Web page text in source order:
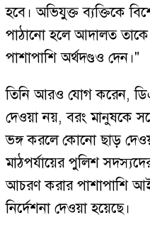
হবে। অভিযুক্ত ব্যক্তিকে
পাঠানো হলে আদালত তাকে
পাশাপাশি অর্থদণ্ডও দেন।"
তিনি আরও যোগ করেন,
দেওয়া নয়, বরং মানুষকে
ভঙ্গ করলে কোনো ছাড়
মাঠপর্যায়ের পুলিশ
আচরণ করার পাশাপাশি
নির্দেশনা দেওয়া হয়েছে।